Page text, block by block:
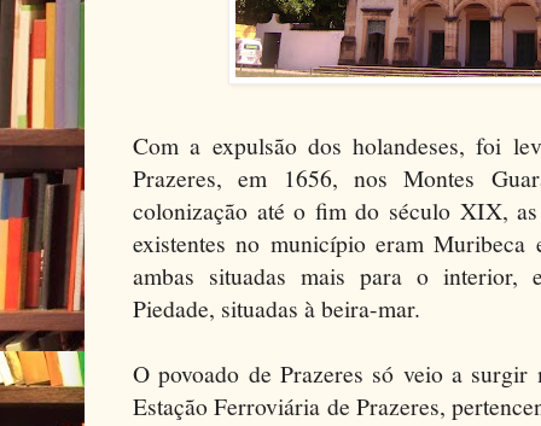
Com a expulsão dos holandeses, foi
Prazeres, em 1656, nos Montes
colonização até o fim do século XIX, as
existentes no município eram Muribeca
ambas situadas mais para o interior,
Piedade, situadas à beira-mar.
O povoado de Prazeres só veio a surgir
Estação Ferroviária de Prazeres,